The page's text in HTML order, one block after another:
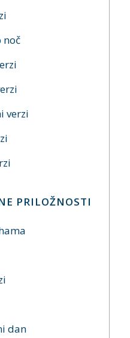
noč
verzi
PRILOŽNOSTI
dan